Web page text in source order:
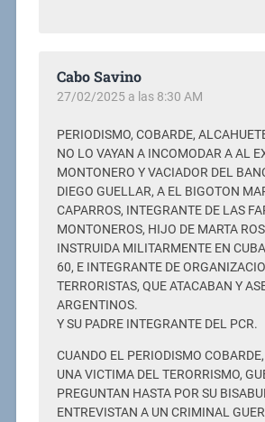
Cabo Savino
27/02/2025 a las 8:30 AM
PERIODISMO, COBARDE,
NO LO VAYAN A INCOMODAR A AL
MONTONERO Y VACIADOR DEL
DIEGO GUELLAR, A EL BIGOTON
CAPARROS, INTEGRANTE DE LAS
MONTONEROS, HIJO DE MARTA
INSTRUIDA MILITARMENTE EN
60, E INTEGRANTE DE
TERRORISTAS, QUE ATACABAN Y
ARGENTINOS.
Y SU PADRE INTEGRANTE DEL PCR.
CUANDO EL PERIODISMO
UNA VICTIMA DEL TERORRISMO,
PREGUNTAN HASTA POR SU
ENTREVISTAN A UN CRIMINAL